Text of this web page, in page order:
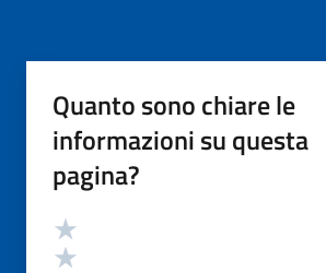
Quanto sono chiare le
informazioni su questa
pagina?
Valutazione